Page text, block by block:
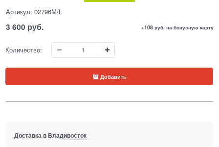
Артикул: 02796M/L
3 600 руб. +108 руб. на бонусную карту
Количество:
Добавить
Доставка вВладивосток